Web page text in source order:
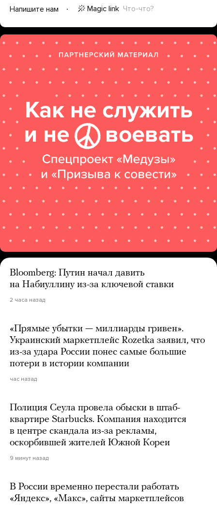
Напишите нам
Magic link Что-что?
Bloomberg: Путин начал давить
на Набиуллину из-за ключевой ставки
2 часа назад
«Прямые убытки — миллиарды гривен».
Украинский маркетплейс Rozetka заявил, что
из-за удара России понес самые большие
потери в истории компании
час назад
Полиция Сеула провела обыски в штаб-
квартире Starbucks. Компания находится
в центре скандала из-за рекламы,
оскорбившей жителей Южной Кореи
9 минут назад
В России временно перестали работать
«Яндекс», «Макс», сайты маркетплейсов